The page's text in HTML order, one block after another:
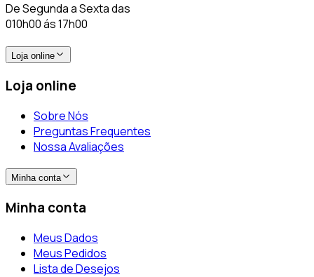
De Segunda a Sexta das
010h00 ás 17h00
Loja online
Loja online
Sobre Nós
Preguntas Frequentes
Nossa Avaliações
Minha conta
Minha conta
Meus Dados
Meus Pedidos
Lista de Desejos